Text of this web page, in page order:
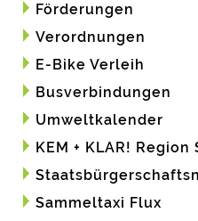
Förderungen
Verordnungen
E-Bike Verleih
Busverbindungen
Umweltkalender
KEM + KLAR!
Sammeltaxi Flux